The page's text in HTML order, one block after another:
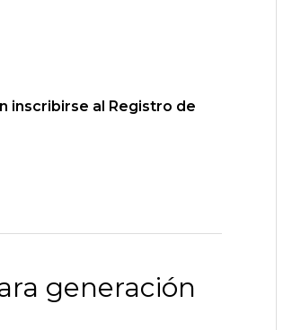
inscribirse al Registro de
generación